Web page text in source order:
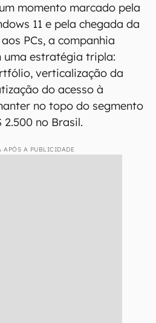
momento marcado pela
11 e pela chegada da
PCs, a companhia
estratégia tripla:
verticalização da
do acesso à
no topo do segmento
no Brasil.
APÓS A PUBLICIDADE